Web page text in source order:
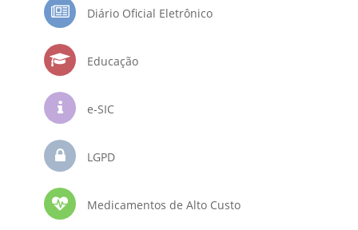
Diário Oficial Eletrônico
Educação
e-SIC
LGPD
Medicamentos de Alto Custo